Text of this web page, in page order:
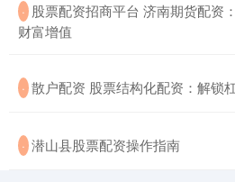
· 股票配资招商平台 济南期货配资
财富增值
· 散户配资 股票结构化配资：解锁
· ​潜山县股票配资操作指南